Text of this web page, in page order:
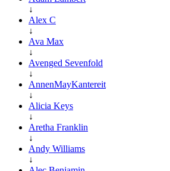
↓
Alex C
↓
Ava Max
↓
Avenged Sevenfold
↓
AnnenMayKantereit
↓
Alicia Keys
↓
Aretha Franklin
↓
Andy Williams
↓